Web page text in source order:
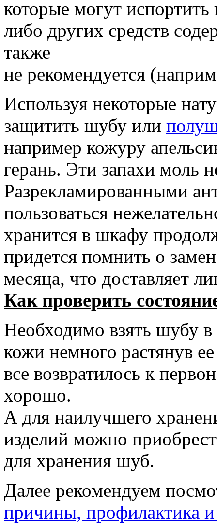
которые могут
либо других средств
также
не рекомендуется
Используя некоторые
защитить шубу или
например кожуру
герань. Эти запахи моль
Разрекламированными
пользоваться
хранится в шкафу
придется помнить о
месяца, что доставляет
Как проверить
Необходимо взять шубу в
кожи немного растянув
все возвратилось к
хорошо.
А для наилучшего
изделий можно
для хранения шуб.
Далее рекомендуем
причины, профилактика